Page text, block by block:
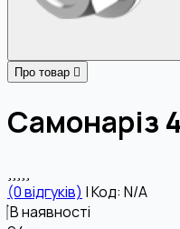
Про товар
Самонаріз
(0 відгуків) |Код: N/A
В наявності